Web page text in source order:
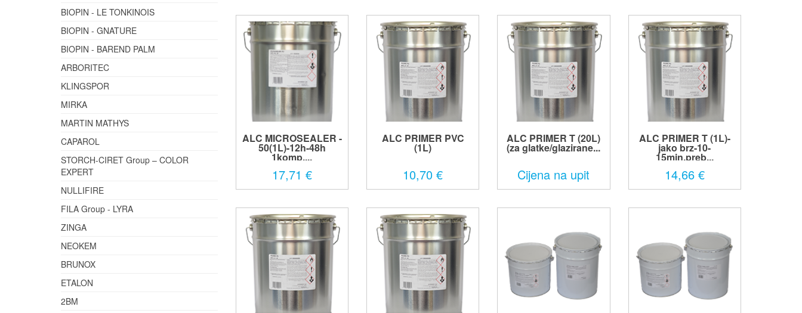
BIOPIN - LE TONKINOIS
BIOPIN - GNATURE
BIOPIN - BAREND PALM
ARBORITEC
KLINGSPOR
MIRKA
MARTIN MATHYS
CAPAROL
STORCH-CIRET Group – COLOR
EXPERT
NULLIFIRE
FILA Group - LYRA
ZINGA
NEOKEM
BRUNOX
ETALON
2BM
ALC MICROSEALER -
50(1L)-12h-48h
1komp....
17,71 €
ALC PRIMER PVC
(1L)
10,70 €
ALC PRIMER T (20L)
(za glatke/glazirane...
Cijena na upit
ALC PRIMER T (1L)-
jako brz-10-
15min,preb...
14,66 €